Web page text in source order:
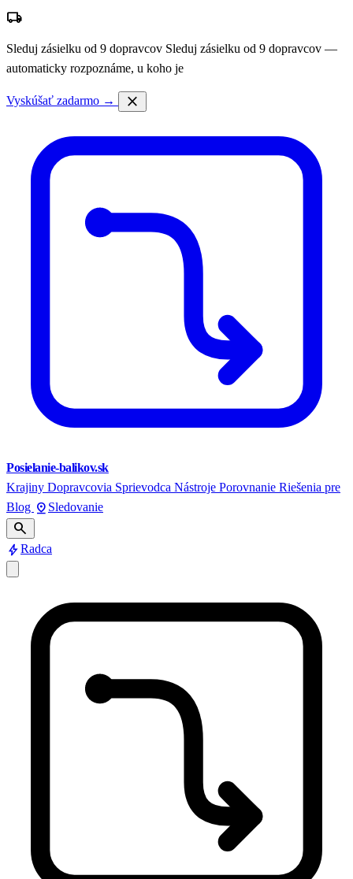
local_shipping
Sleduj zásielku od 9 dopravcov Sleduj zásielku od 9 dopravcov —
automaticky rozpoznáme, u koho je
Vyskúšať zadarmo → close
Posielanie-balikov.sk
Krajiny Dopravcovia Sprievodca Nástroje Porovnanie Riešenia pre
Blog pin_drop Sledovanie
search
boltRadca